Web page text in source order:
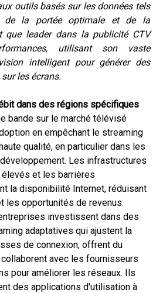
outils basés sur les données tels
de la portée optimale et de la
que leader dans la publicité CTV
utilisant son vaste
intelligent pour générer des
les écrans.
dans des régions spécifiques
bande sur le marché télévisé
en empêchant le streaming
qualité, en particulier dans les
Les infrastructures
et les barrières
la disponibilité Internet, réduisant
les opportunités de revenus.
investissent dans des
adaptatives qui ajustent la
de connexion, offrent du
avec les fournisseurs
pour améliorer les réseaux. Ils
des applications d'utilisation à